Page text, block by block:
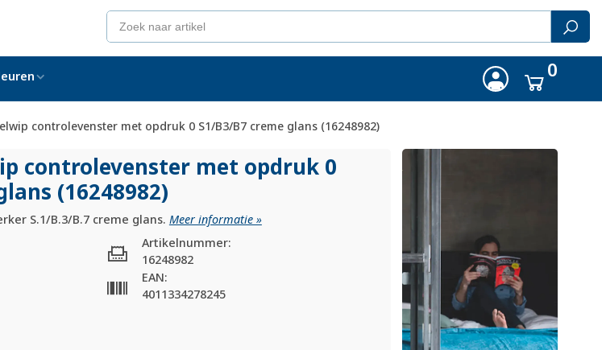
0
controlevenster met opdruk 0 S1/B3/B7 creme glans (16248982)
controlevenster met opdruk 0
(16248982)
S.1/B.3/B.7 creme glans. Meer informatie »
Artikelnummer:
16248982
EAN:
4011334278245